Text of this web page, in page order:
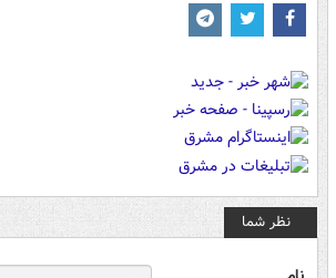
نظر شما